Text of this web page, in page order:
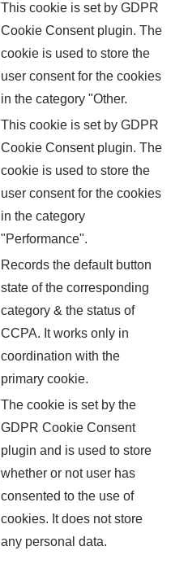
This cookie is set by GDPR
Cookie Consent plugin. The
cookie is used to store the
user consent for the cookies
in the category "Other.
This cookie is set by GDPR
Cookie Consent plugin. The
cookie is used to store the
user consent for the cookies
in the category
"Performance".
Records the default button
state of the corresponding
category & the status of
CCPA. It works only in
coordination with the
primary cookie.
The cookie is set by the
GDPR Cookie Consent
plugin and is used to store
whether or not user has
consented to the use of
cookies. It does not store
any personal data.